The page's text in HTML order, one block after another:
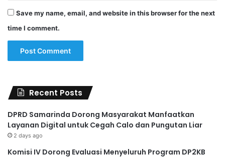
Save my name, email, and website in this browser for the next
time I comment.
Recent Posts
DPRD Samarinda Dorong Masyarakat Manfaatkan
Layanan Digital untuk Cegah Calo dan Pungutan Liar
2 days ago
Komisi IV Dorong Evaluasi Menyeluruh Program DP2KB